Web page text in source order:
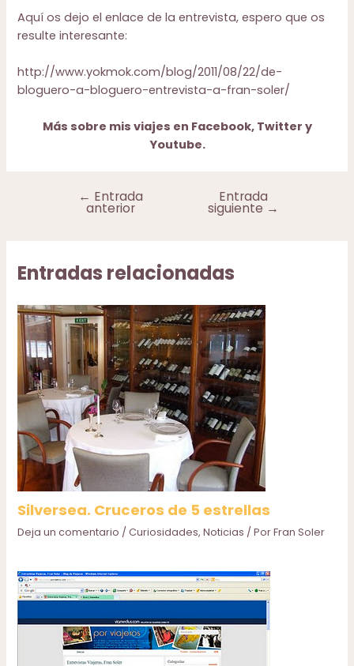
Aquí os dejo el enlace de la entrevista, espero que os
resulte interesante:
http://www.yokmok.com/blog/2011/08/22/de-
bloguero-a-bloguero-entrevista-a-fran-soler/
Más sobre mis viajes en Facebook, Twitter y
Youtube.
Navegación
← Entrada
anterior
Entrada
siguiente →
Entradas relacionadas
Silversea. Cruceros de 5 estrellas
Deja un comentario /Curiosidades,Noticias / PorFran Soler